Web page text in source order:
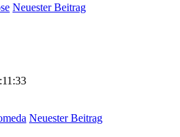
Neuester Beitrag
Neuester Beitrag